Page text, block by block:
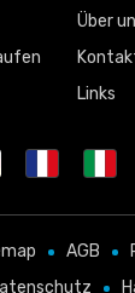
Über
Links
AGB